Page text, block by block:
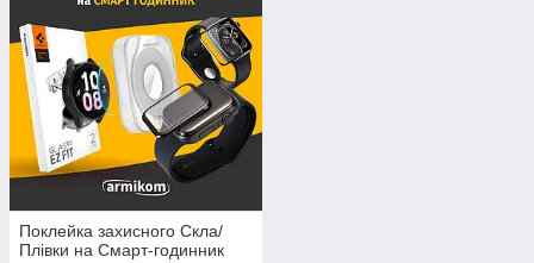
Поклейка захисного Скла/
Плівки на Смарт-годинник